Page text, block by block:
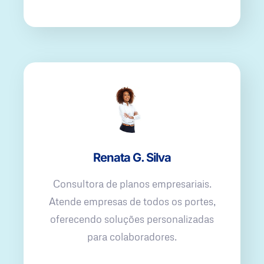
Renata G. Silva
Consultora de planos empresariais.
Atende empresas de todos os portes,
oferecendo soluções personalizadas
para colaboradores.